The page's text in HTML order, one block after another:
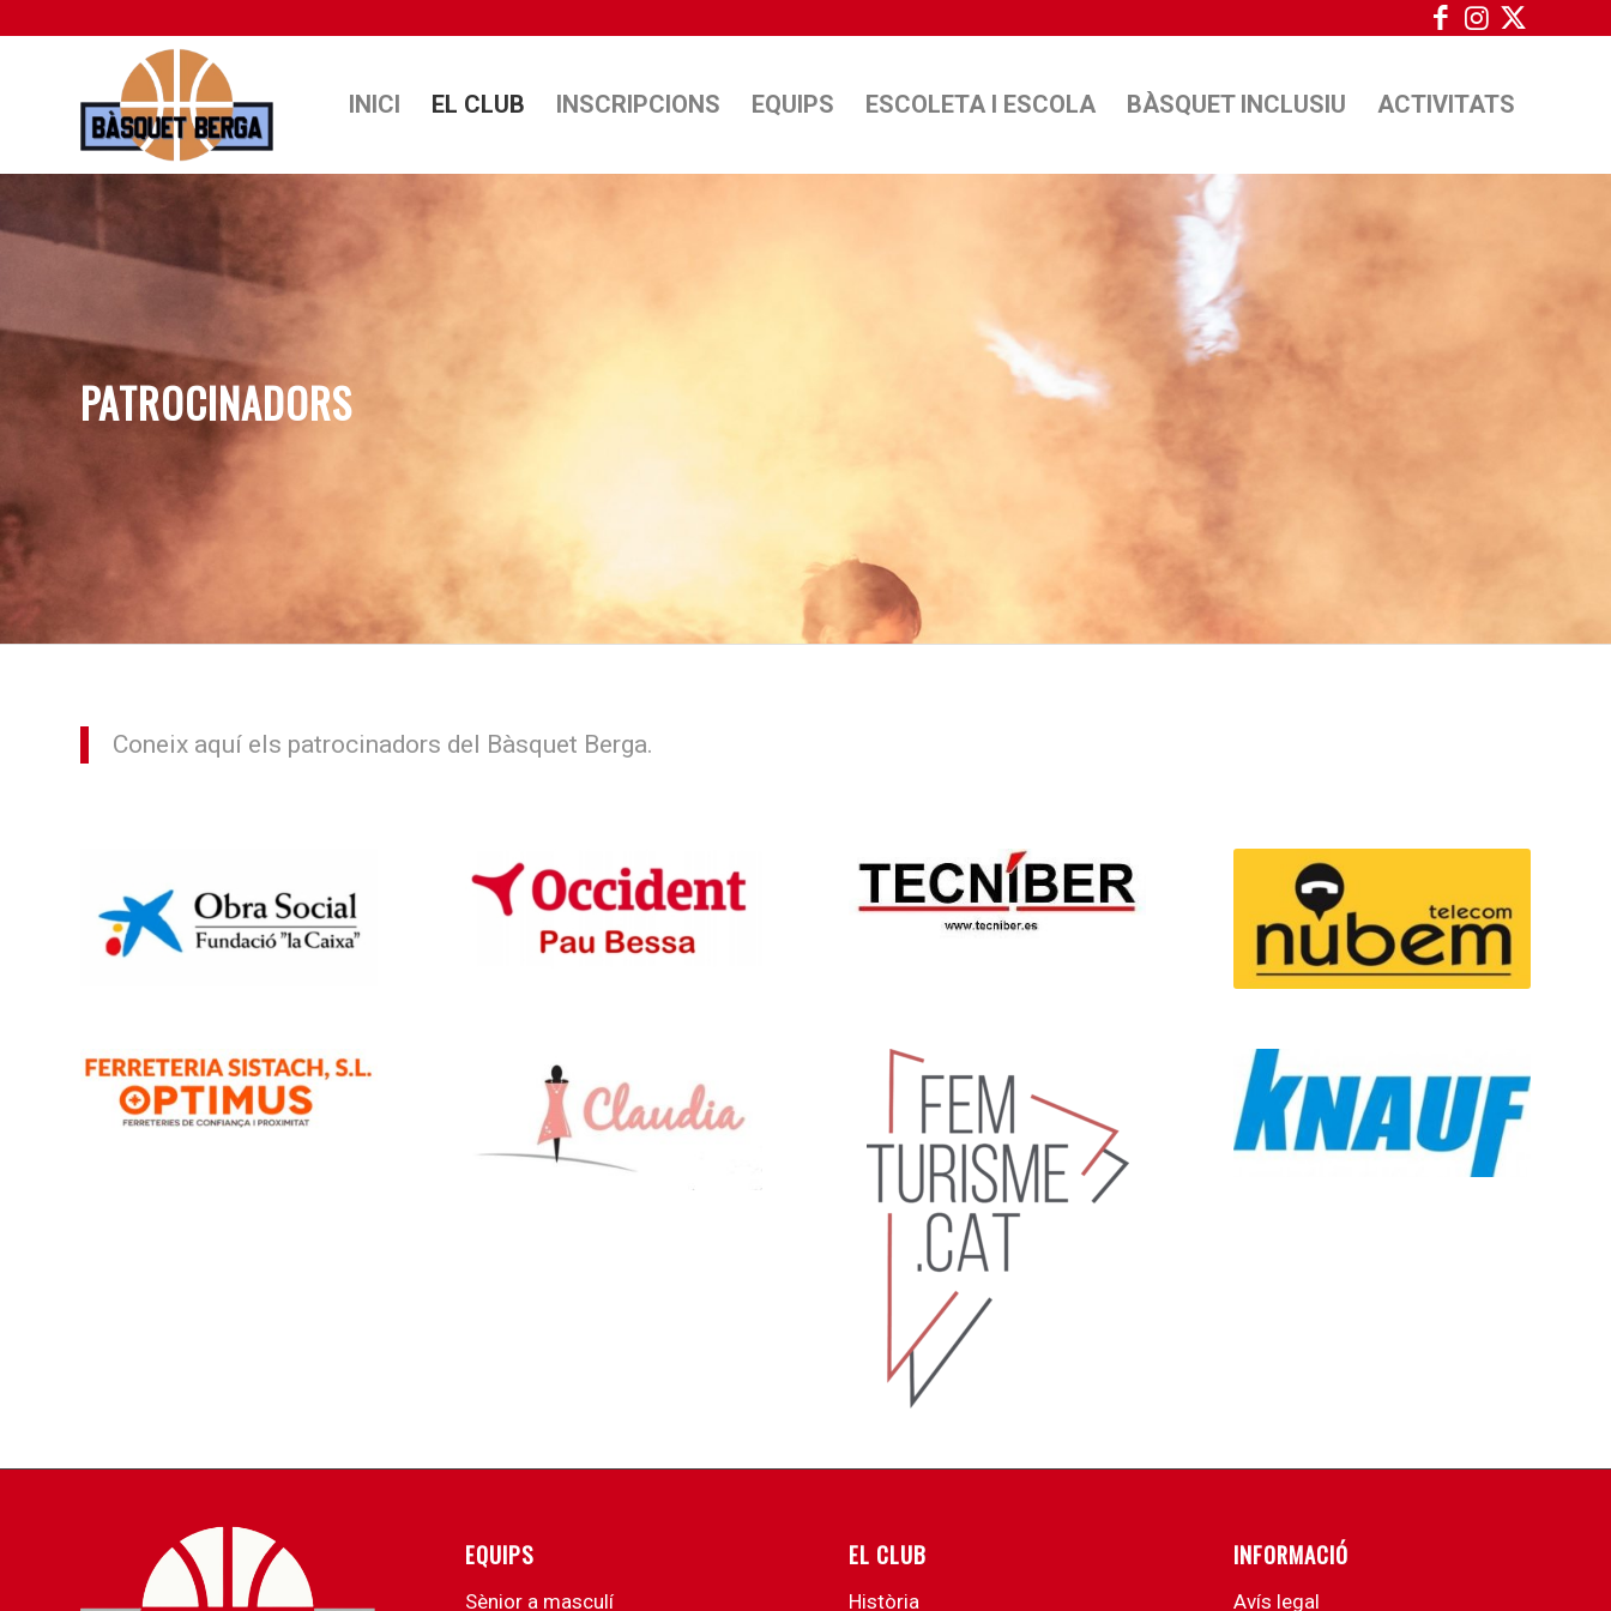
INICI EL CLUB INSCRIPCIONS EQUIPS ESCOLETA I ESCOLA BÀSQUET INCLUSIU ACTIVITATS
PATROCINADORS
Coneix aquí els patrocinadors del Bàsquet Berga.
EQUIPS
Sènior a masculí
EL CLUB
Història
INFORMACIÓ
Avís legal